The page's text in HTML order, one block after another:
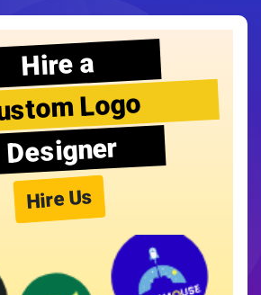
Hire a
Logo
Designer
Hire Us